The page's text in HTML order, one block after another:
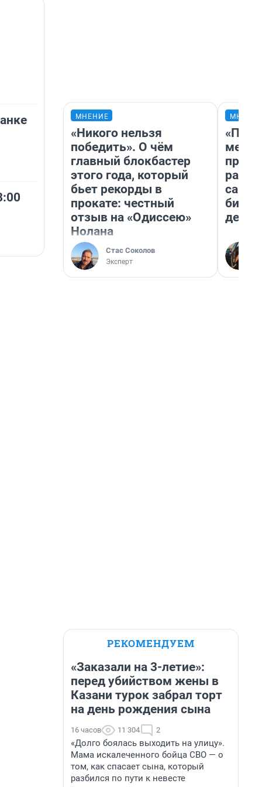
МНЕНИЕ
«Никого нельзя
победить». О чём
главный блокбастер
этого года, который
бьет рекорды в
прокате: честный
отзыв на «Одиссею»
Нолана
Стас Соколов
Эксперт
РЕКОМЕНДУЕМ
«Заказали на 3-летие»:
перед убийством жены в
Казани турок забрал торт
на день рождения сына
16 часов 11 304 2
«Долго боялась выходить на улицу».
Мама искалеченного бойца СВО — о
том, как спасает сына, который
разбился по пути к невесте